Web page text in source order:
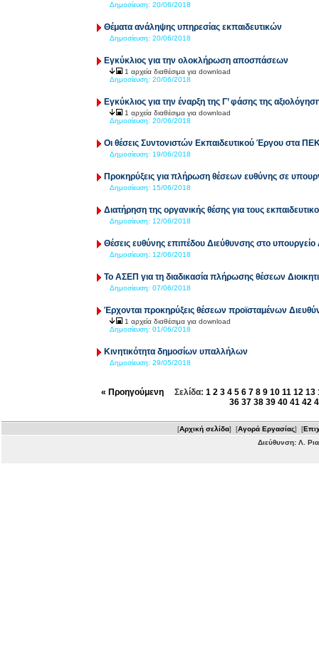
Δημοσίευση: 20/06/2018
Θέματα ανάληψης υπηρεσίας εκπαιδευτικών
Δημοσίευση: 20/06/2018
Εγκύκλιος για την ολοκλήρωση αποσπάσεων
1 αρχεία διαθέσιμα για download
Δημοσίευση: 20/06/2018
Εγκύκλιος για την έναρξη της Γ’ φάσης της
1 αρχεία διαθέσιμα για download
Δημοσίευση: 20/06/2018
Οι θέσεις Συντονιστών Εκπαιδευτικού Έργου στα
Δημοσίευση: 19/06/2018
Προκηρύξεις για πλήρωση θέσεων ευθύνης σε
Δημοσίευση: 15/06/2018
Διατήρηση της οργανικής θέσης για τους
Δημοσίευση: 12/06/2018
Θέσεις ευθύνης επιπέδου Διεύθυνσης στο
Δημοσίευση: 12/06/2018
Το ΑΣΕΠ για τη διαδικασία πλήρωσης θέσεων
Δημοσίευση: 07/06/2018
Έρχονται προκηρύξεις θέσεων προϊσταμένων
1 αρχεία διαθέσιμα για download
Δημοσίευση: 01/06/2018
Κινητικότητα δημοσίων υπαλλήλων
Δημοσίευση: 29/05/2018
« ΠροηγούμενηΣελίδα: 1 2 3 4 5 6 7 8 9 10 11 12 13
36 37 38 39 40 41 42
[Αρχική σελίδα] [Αγορά Εργασίας] [
Διεύθυνση: Λ.